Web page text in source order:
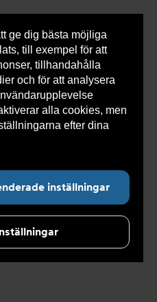
ge dig bästa möjliga
till exempel för att
tillhandahålla
och för att analysera
alla cookies, men
efter dina
inställningar
0 varorSnabborder
> Slang >
Slang
>
Slang OXY Inv. x Inv. AT